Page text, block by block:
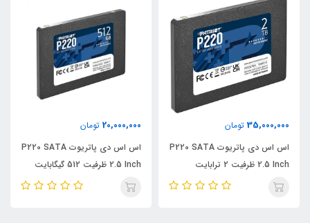
35,000,000 تومان
اس اس دی پاتریوت P220 SATA
2.5 Inch ظرفیت 2 ترابایت
20,000,000 تومان
اس اس دی پاتریوت P220 SATA
2.5 Inch ظرفیت 512 گیگابایت